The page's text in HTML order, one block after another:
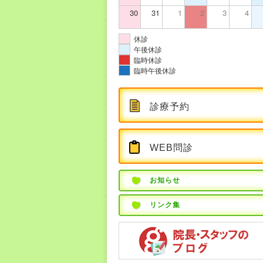
30 31 1 2 3 4
休診
午後休診
臨時休診
臨時午後休診
診療予約
WEB問診
お知らせ
リンク集